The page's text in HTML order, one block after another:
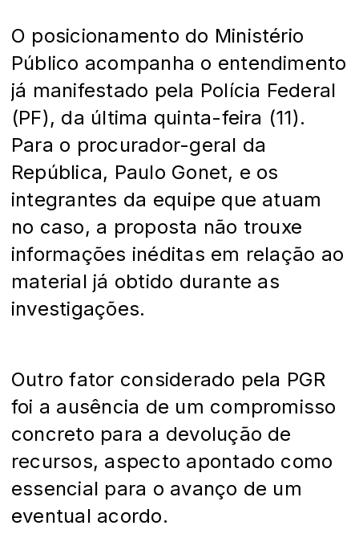
O posicionamento do Ministério
Público acompanha o entendimento
já manifestado pela Polícia Federal
(PF), da última quinta-feira (11).
Para o procurador-geral da
República, Paulo Gonet, e os
integrantes da equipe que atuam
no caso, a proposta não trouxe
informações inéditas em relação ao
material já obtido durante as
investigações.
Outro fator considerado pela PGR
foi a ausência de um compromisso
concreto para a devolução de
recursos, aspecto apontado como
essencial para o avanço de um
eventual acordo.